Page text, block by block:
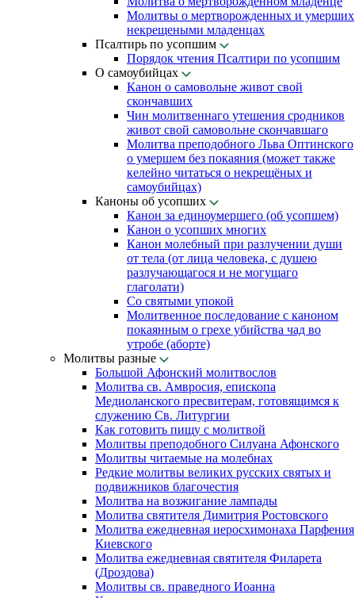
Молитвы о мертворожденных и умерших
некрещеными младенцах
Псалтирь по усопшим
Порядок чтения Псалтири по усопшим
О самоубийцах
Канон о самовольне живот свой
скончавших
Чин молитвеннаго утешения сродников
живот свой самовольне скончавшаго
Молитва преподобного Льва Оптинского
о умершем без покаяния (может также
келейно читаться о некрещёных и
самоубийцах)
Каноны об усопших
Канон за единоумершего (об усопшем)
Канон о усопших многих
Канон молебный при разлучении души
от тела (от лица человека, с душею
разлучающагося и не могущаго
глаголати)
Со святыми упокой
Молитвенное последование с каноном
покаянным о грехе убийства чад во
утробе (аборте)
Молитвы разные
Большой Афонский молитвослов
Молитва св. Амвросия, епископа
Медиоланского пресвитерам, готовящимся к
служению Св. Литургии
Как готовить пищу с молитвой
Молитвы преподобного Силуана Афонского
Молитвы читаемые на молебнах
Редкие молитвы великих русских святых и
подвижников благочестия
Молитва на возжигание лампады
Молитва святителя Димитрия Ростовского
Молитва ежедневная иеросхимонаха Парфения
Киевского
Молитва ежедневная святителя Филарета
(Дроздова)
Молитвы св. праведного Иоанна